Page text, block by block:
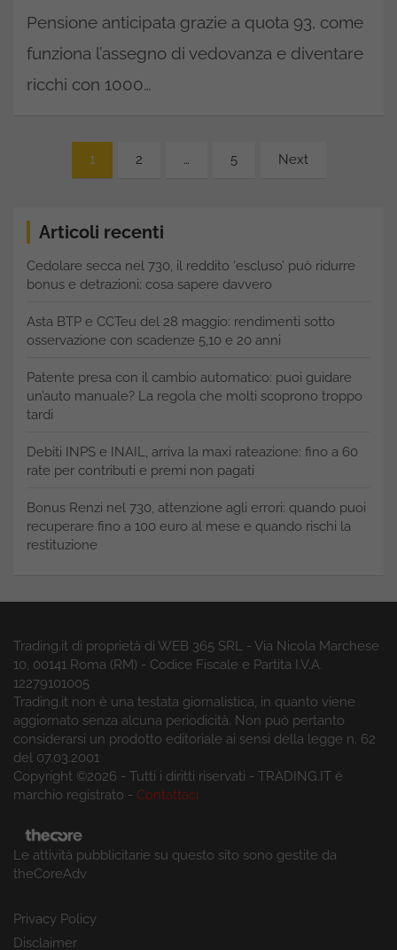
Pensione anticipata grazie a quota 93, come
funziona l’assegno di vedovanza e diventare
ricchi con 1000…
Paginazione
1 2 … 5 Next
Articoli recenti
Cedolare secca nel 730, il reddito ‘escluso’ può ridurre
bonus e detrazioni: cosa sapere davvero
Asta BTP e CCTeu del 28 maggio: rendimenti sotto
osservazione con scadenze 5,10 e 20 anni
Patente presa con il cambio automatico: puoi guidare
un’auto manuale? La regola che molti scoprono troppo
tardi
Debiti INPS e INAIL, arriva la maxi rateazione: fino a 60
rate per contributi e premi non pagati
Bonus Renzi nel 730, attenzione agli errori: quando puoi
recuperare fino a 100 euro al mese e quando rischi la
restituzione
Trading.it di proprietà di WEB 365 SRL - Via Nicola Marchese
10, 00141 Roma (RM) - Codice Fiscale e Partita I.V.A.
12279101005
Trading.it non è una testata giornalistica, in quanto viene
aggiornato senza alcuna periodicità. Non può pertanto
considerarsi un prodotto editoriale ai sensi della legge n. 62
del 07.03.2001
Copyright ©2026 - Tutti i diritti riservati - TRADING.IT è
marchio registrato - Contattaci
Le attività pubblicitarie su questo sito sono gestite da
theCoreAdv
Privacy Policy
Disclaimer